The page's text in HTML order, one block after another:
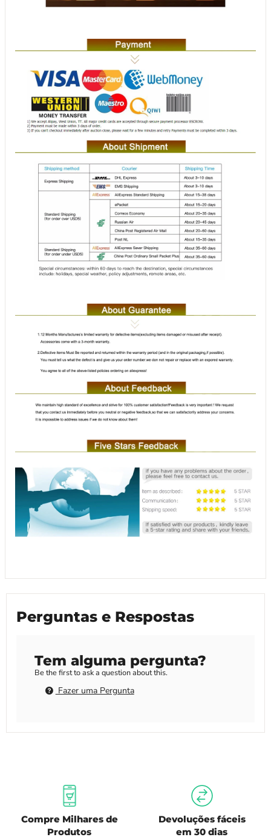
Perguntas e Respostas
Tem alguma pergunta?
Be the first to ask a question about this.
Fazer uma Pergunta
Compre Milhares de
Produtos
Devoluções fáceis
em 30 dias